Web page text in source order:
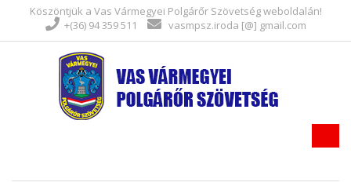
Köszöntjük a Vas Vármegyei Polgárőr Szövetség weboldalán!
+(36) 94 359 511
vasmpsz.iroda [@] gmail.com